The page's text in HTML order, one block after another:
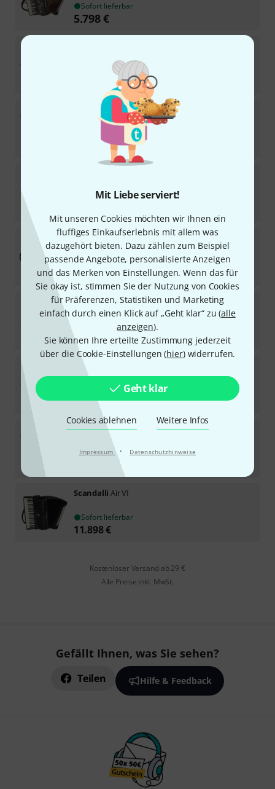
Mit Liebe serviert!
Mit unseren Cookies möchten wir Ihnen ein
fluffiges Einkaufserlebnis mit allem was
dazugehört bieten. Dazu zählen zum Beispiel
passende Angebote, personalisierte Anzeigen
und das Merken von Einstellungen. Wenn das für
Sie okay ist, stimmen Sie der Nutzung von Cookies
für Präferenzen, Statistiken und Marketing
einfach durch einen Klick auf „Geht klar“ zu (alle
anzeigen).
Sie können Ihre erteilte Zustimmung jederzeit
über die Cookie-Einstellungen (hier) widerrufen.
Geht klar
Cookies ablehnen Weitere Infos
Impressum · Datenschutzhinweise
Sofort lieferbar
5.798€
Sofort lieferbar
Scandalli Air III
1
Sofort lieferbar
€
Sofort lieferbar
ScandalliAir V
1
Sofort lieferbar
10.198€
ScandalliTierra 96/37 Olive Musette
Sofort lieferbar
6.249€
Scandalli
Sofort lieferbar
8.990€
ScandalliAir III 120 B-Stock
Sofort lieferbar
Scandalli Air VI
Sofort lieferbar
11.898€
Kostenloser Versand ab 29 €
Alle Preise inkl. MwSt.
Gefällt Ihnen, was Sie sehen?
Teilen Hilfe & Feedback